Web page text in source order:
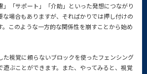
」「サポート」「介助」といった発想につながり
な場合もありますが、そればかりでは押し付けの
。このような一方的な関係性を崩すことから始め
た視覚に頼らないブロックを使ったフェンシング
遊ぶことができます。また、やってみると、視覚